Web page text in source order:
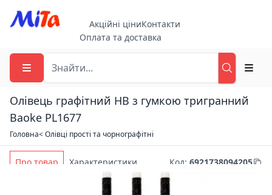
Акційні ціниКонтакти
Оплата та доставка
Олівець графітний HB з гумкою тригранний
Baoke PL1677
Головна< Олівці прості та чорнографітні
Про товар Характеристики Код: 6921738094205